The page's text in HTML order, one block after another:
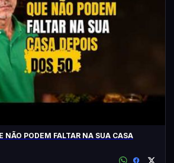
NÃO PODEM FALTAR NA SUA CASA